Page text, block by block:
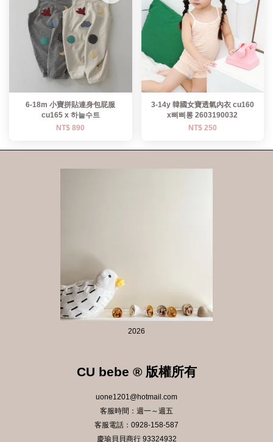
6-18m 小寶拼貼連身包屁服
cu165 x 하늘수트
NT$ 890
3-14y 韓國女寶透氣內衣 cu160
x삐삐롱 2603190032
NT$ 250
2026
CU bebe ® 版權所有
uone1201@hotmail.com
客服時間：週一～週五
客服電話：0928-158-587
慶瑜貝貝商行 93324932